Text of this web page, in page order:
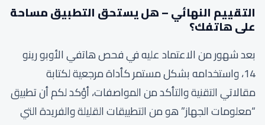
التقييم النهائي – هل يستحق التطبيق مساحة
على هاتفك؟
بعد شهور من الاعتماد عليه في فحص هاتفي الأوبو رينو
14، واستخدامه بشكل مستمر كأداة مرجعية لكتابة
مقالاتي التقنية والتأكد من المواصفات، أؤكد لكم أن تطبيق
“معلومات الجهاز” هو من التطبيقات القليلة والفريدة التي